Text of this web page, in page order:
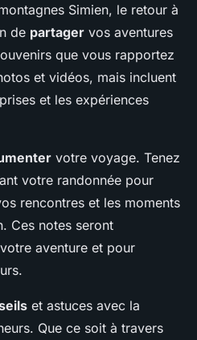
Simien, le retour à
de partager vos aventures
que vous rapportez
et vidéos, mais incluent
et les expériences
votre voyage. Tenez
votre randonnée pour
rencontres et les moments
Ces notes seront
aventure et pour
et astuces avec la
Que ce soit à travers